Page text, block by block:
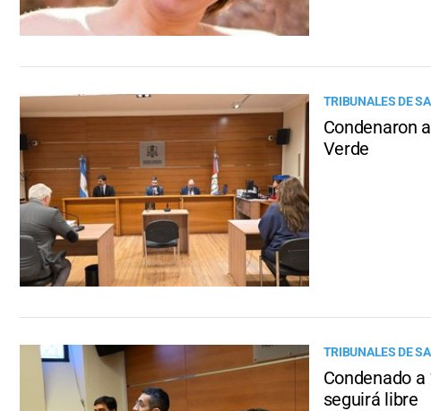
TRIBUNALES DE
Condenaron
Verde
TRIBUNALES DE
Condenado
seguirá libre